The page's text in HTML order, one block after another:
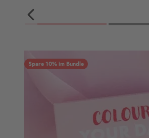
Spare 10% im Bundle